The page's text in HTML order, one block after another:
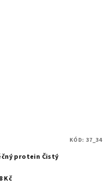
protein Čistý
Kč
KÓD: 37_34